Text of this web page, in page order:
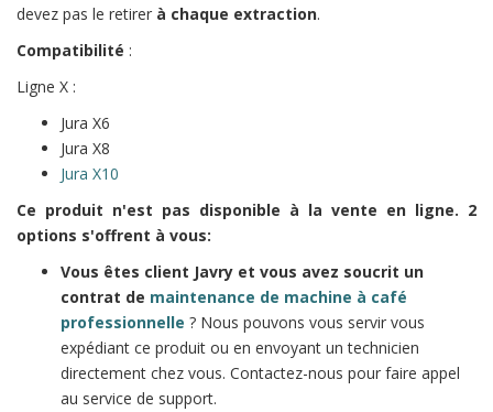
devez pas le retirer à chaque extraction.
Compatibilité :
Ligne X :
Jura X6
Jura X8
Jura X10
Ce produit n'est pas disponible à la vente en ligne. 2
options s'offrent à vous:
Vous êtes client Javry et vous avez soucrit un
contrat de maintenance de machine à café
professionnelle ? Nous pouvons vous servir vous
expédiant ce produit ou en envoyant un technicien
directement chez vous. Contactez-nous pour faire appel
au service de support.